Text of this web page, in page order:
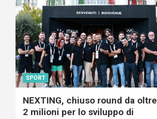
SPORT
NEXTING, chiuso round da oltre
2 milioni per lo sviluppo di